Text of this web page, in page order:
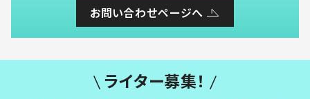
お問い合わせページへ
ライター募集！